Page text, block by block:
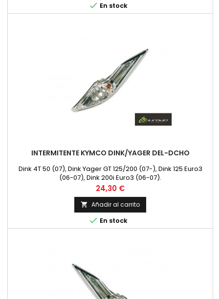
 En stock
INTERMITENTE KYMCO DINK/YAGER DEL-DCHO
Dink 4T 50 (07), Dink Yager GT 125/200 (07-), Dink 125 Euro3
(06-07), Dink 200i Euro3 (06-07).
Precio
24,30 €
 Añadir al carrito
 En stock